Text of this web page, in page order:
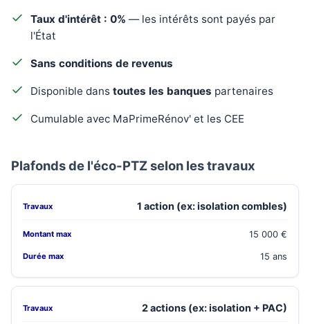
Taux d'intérêt : 0% — les intérêts sont payés par
l'État
Sans conditions de revenus
Disponible dans toutes les banques partenaires
Cumulable avec MaPrimeRénov' et les CEE
Plafonds de l'éco-PTZ selon les travaux
1 action (ex: isolation combles)
15 000 €
15 ans
2 actions (ex: isolation + PAC)